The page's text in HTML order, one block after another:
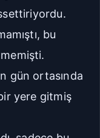
bu
gün ortasında
yere gitmiş